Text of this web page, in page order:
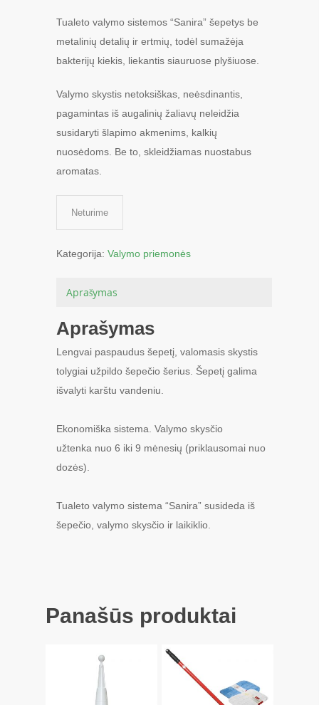
Tualeto valymo sistemos “Sanira” šepetys be
metalinių detalių ir ertmių, todėl sumažėja
bakterijų kiekis, liekantis siauruose plyšiuose.
Valymo skystis netoksiškas, neėsdinantis,
pagamintas iš augalinių žaliavų neleidžia
susidaryti šlapimo akmenims, kalkių
nuosėdoms. Be to, skleidžiamas nuostabus
aromatas.
Neturime
Kategorija: Valymo priemonės
Aprašymas
Aprašymas
Lengvai paspaudus šepetį, valomasis skystis
tolygiai užpildo šepečio šerius. Šepetį galima
išvalyti karštu vandeniu.
Ekonomiška sistema. Valymo skysčio
užtenka nuo 6 iki 9 mėnesių (priklausomai nuo
dozės).
Tualeto valymo sistema “Sanira” susideda iš
šepečio, valymo skysčio ir laikiklio.
Panašūs produktai